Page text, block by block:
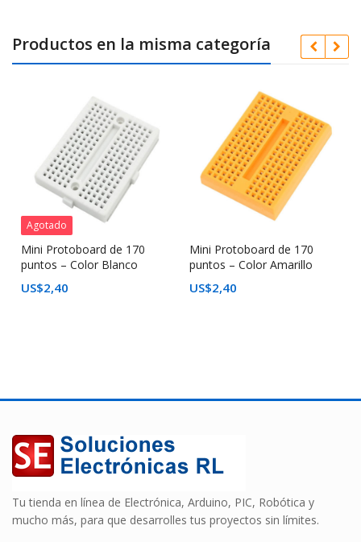
Productos en la misma categoría
Agotado
Mini Protoboard de 170
puntos – Color Blanco
US$2,40
Mini Protoboard de 170
puntos – Color Amarillo
US$2,40
Tu tienda en línea de Electrónica, Arduino, PIC, Robótica y
mucho más, para que desarrolles tus proyectos sin límites.